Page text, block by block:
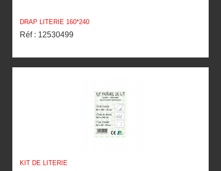
DRAP LITERIE 160*240
Réf : 12530499
KIT DE LITERIE